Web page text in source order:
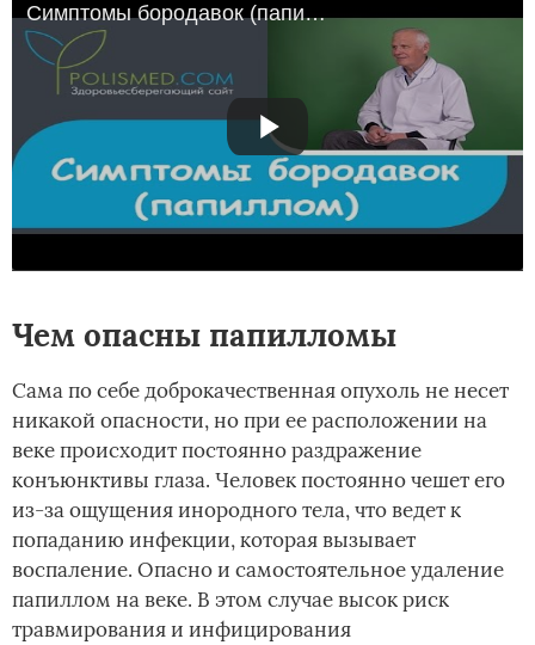
Симптомы бородавок (папиллом): цвет, боль, зуд, кровоточивость
Чем опасны папилломы
Сама по себе доброкачественная опухоль не несет
никакой опасности, но при ее расположении на
веке происходит постоянно раздражение
конъюнктивы глаза. Человек постоянно чешет его
из-за ощущения инородного тела, что ведет к
попаданию инфекции, которая вызывает
воспаление. Опасно и самостоятельное удаление
папиллом на веке. В этом случае высок риск
травмирования и инфицирования